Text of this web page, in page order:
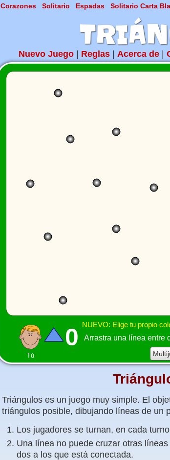
Corazones Solitario Espadas Solitario Carta
Nuevo Juego Reglas Acerca de
Tú
0 NUEVO: Elige tu propio
Arrastra una línea entre
Triángulos es un juego muy simple. El
triángulos posible, dibujando líneas de un
Los jugadores se turnan, en cada
Una línea no puede cruzar otras
dos a los que está conectada.